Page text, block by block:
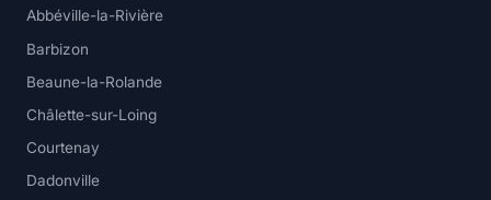
Abbéville-la-Rivière
Barbizon
Beaune-la-Rolande
Châlette-sur-Loing
Courtenay
Dadonville